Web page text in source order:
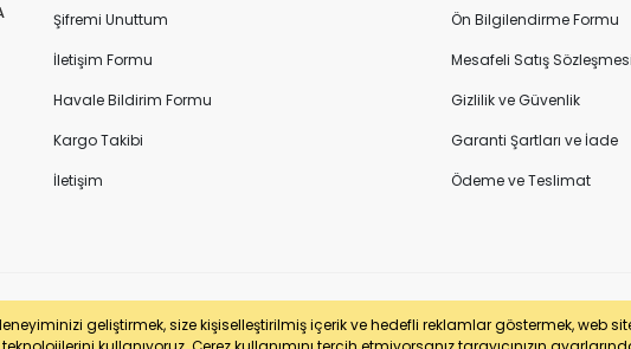
geliştirmek, size kişiselleştirilmiş içerik ve hedefli reklamlar göstermek, web
Şifremi Unuttum
İletişim Formu
Havale Bildirim Formu
Kargo Takibi
İletişim
Ön Bilgilendirme Formu
Mesafeli Satış Sözleşmesi
Gizlilik ve Güvenlik
Garanti Şartları ve İade
Ödeme ve Teslimat
bilgileriniz 256bit SSL sertifikası ile korunmaktadır. Pasfil Makine Sanayi ve Ticaret